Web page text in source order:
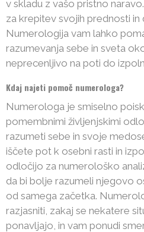
v skladu z vašo pristno
za krepitev svojih prednosti in
Numerologija vam lahko
razumevanja sebe in sveta
neprecenljivo na poti do
Kdaj najeti pomoč numerologa?
Numerologa je smiselno
pomembnimi življenjskimi
razumeti sebe in svoje
iščete pot k osebni rasti in
odločijo za numerološko
da bi bolje razumeli njegovo
od samega začetka.
razjasniti, zakaj se nekatere
ponavljajo, in vam ponudi